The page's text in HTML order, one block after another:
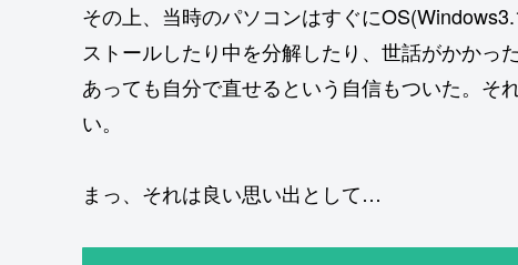
その上、当時のパソコンはすぐに
ストールしたり中を分解したり、世話がかか
あっても自分で直せるという自信もついた。そ
い。
まっ、それは良い思い出として…